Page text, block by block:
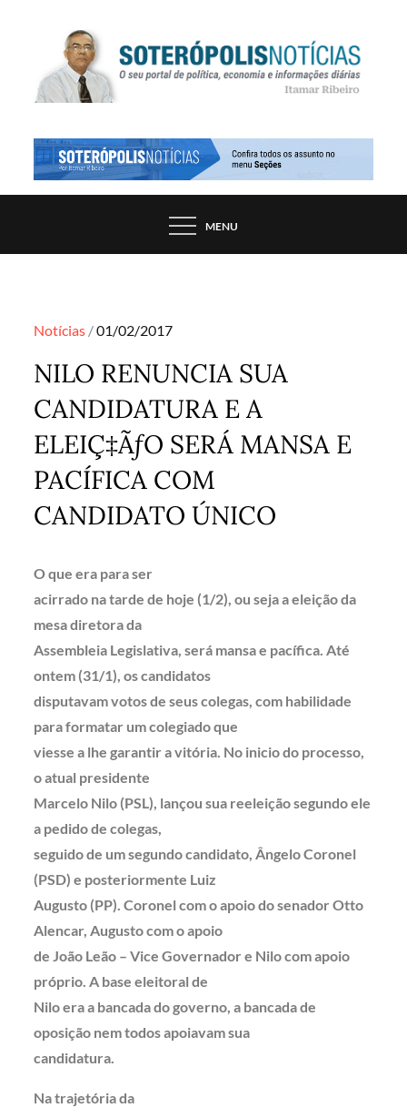
SOTERÓPOLIS NOTÍCIAS
PORTAL DE NOTÍCIAS DE SALVADOR E
MENU
Notícias Posted
01/02/2017
NILO RENUNCIA SUA
CANDIDATURA E A
ELEIÇ‡ÃƒO SERÁ MANSA E
PACÍFICA COM
CANDIDATO ÚNICO
O que era para ser
acirrado na tarde de hoje (1/2), ou seja a eleição da
mesa diretora da
Assembleia Legislativa, será mansa e pacífica. Até
ontem (31/1), os candidatos
disputavam votos de seus colegas, com habilidade
para formatar um colegiado que
viesse a lhe garantir a vitória. No inicio do processo,
o atual presidente
Marcelo Nilo (PSL), lançou sua reeleição segundo ele
a pedido de colegas,
seguido de um segundo candidato, Ângelo Coronel
(PSD) e posteriormente Luiz
Augusto (PP). Coronel com o apoio do senador Otto
Alencar, Augusto com o apoio
de João Leão – Vice Governador e Nilo com apoio
próprio. A base eleitoral de
Nilo era a bancada do governo, a bancada de
oposição nem todos apoiavam sua
candidatura.
Na trajetória da